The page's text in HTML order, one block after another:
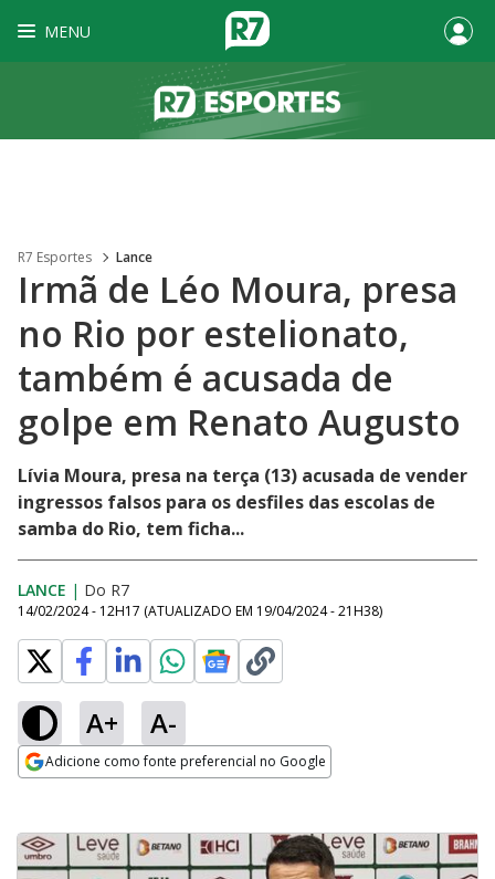
MENU
R7 Esportes Lance
Irmã de Léo Moura, presa
no Rio por estelionato,
também é acusada de
golpe em Renato Augusto
Lívia Moura, presa na terça (13) acusada de vender
ingressos falsos para os desfiles das escolas de
samba do Rio, tem ficha...
LANCE | Do R7
14/02/2024 - 12H17 (ATUALIZADO EM 19/04/2024 - 21H38)
A+ A-
Adicione como fonte preferencial no Google